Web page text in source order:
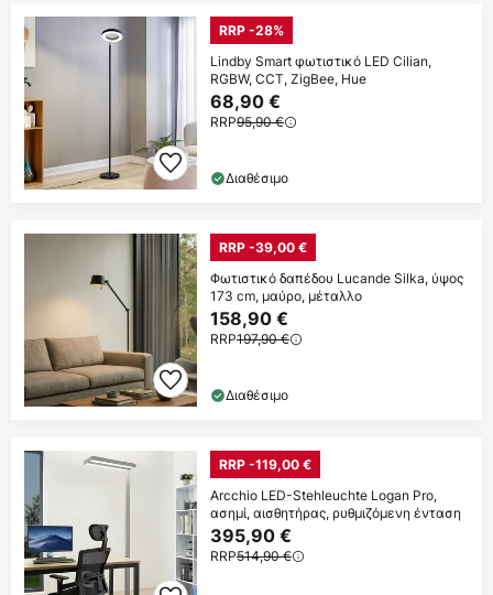
RRP -28%
Lindby Smart φωτιστικό LED Cilian,
RGBW, CCT, ZigBee, Hue
68,90 €
RRP95,90 €
Διαθέσιμο
RRP -39,00 €
Φωτιστικό δαπέδου Lucande Silka, ύψος
173 cm, μαύρο, μέταλλο
158,90 €
RRP197,90 €
Διαθέσιμο
RRP -119,00 €
Arcchio LED-Stehleuchte Logan Pro,
ασημί, αισθητήρας, ρυθμιζόμενη ένταση
395,90 €
RRP514,90 €